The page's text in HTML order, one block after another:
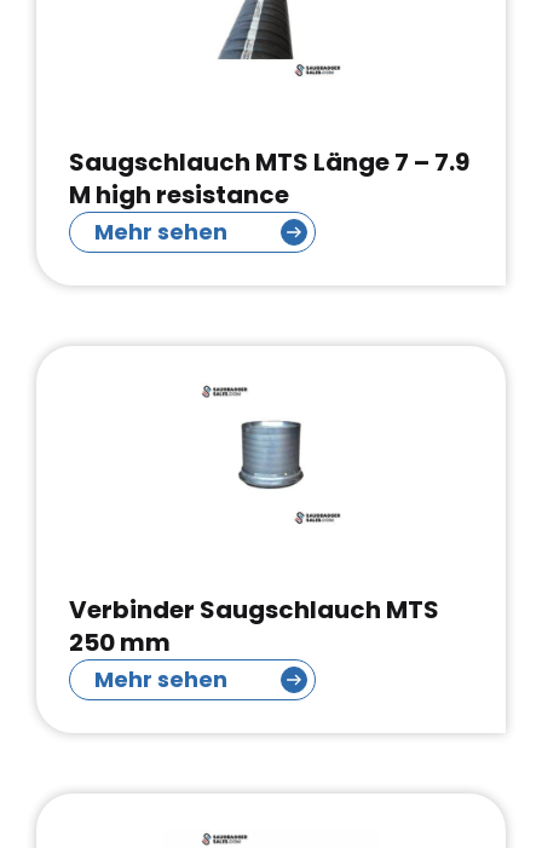
Saugschlauch MTS Länge 7 – 7.9
M high resistance
Mehr sehen
Verbinder Saugschlauch MTS
250 mm
Mehr sehen